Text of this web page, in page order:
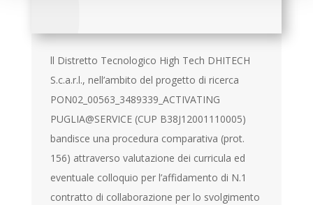
ll Distretto Tecnologico High Tech DHITECH
S.c.a.r.l., nell’ambito del progetto di ricerca
PON02_00563_3489339_ACTIVATING
PUGLIA@SERVICE (CUP B38J12001110005)
bandisce una procedura comparativa (prot.
156) attraverso valutazione dei curricula ed
eventuale colloquio per l’affidamento di N.1
contratto di collaborazione per lo svolgimento